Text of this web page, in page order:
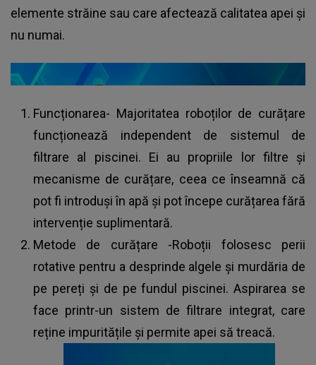
elemente străine sau care afectează calitatea apei și
nu numai.
Funcționarea- Majoritatea roboților de curățare
funcționează independent de sistemul de
filtrare al piscinei. Ei au propriile lor filtre și
mecanisme de curățare, ceea ce înseamnă că
pot fi introduși în apă și pot începe curățarea fără
intervenție suplimentară.
Metode de curățare -Roboții folosesc perii
rotative pentru a desprinde algele și murdăria de
pe pereți și de pe fundul piscinei. Aspirarea se
face printr-un sistem de filtrare integrat, care
reține impuritățile și permite apei să treacă.